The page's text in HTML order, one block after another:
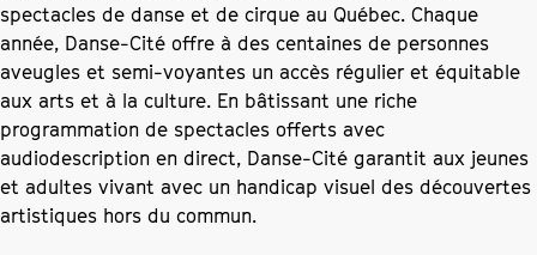
spectacles de danse et de cirque au Québec. Chaque
année, Danse-Cité offre à des centaines de personnes
aveugles et semi-voyantes un accès régulier et équitable
aux arts et à la culture. En bâtissant une riche
programmation de spectacles offerts avec
audiodescription en direct, Danse-Cité garantit aux jeunes
et adultes vivant avec un handicap visuel des découvertes
artistiques hors du commun.